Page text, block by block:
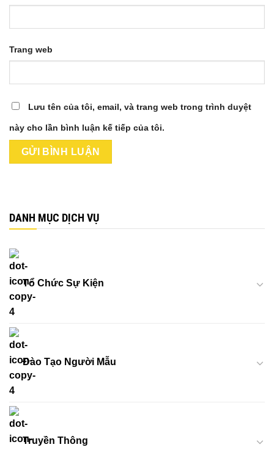
Trang web
Lưu tên của tôi, email, và trang web trong trình duyệt
này cho lần bình luận kế tiếp của tôi.
DANH MỤC DỊCH VỤ
Tổ Chức Sự Kiện
Đào Tạo Người Mẫu
Truyền Thông